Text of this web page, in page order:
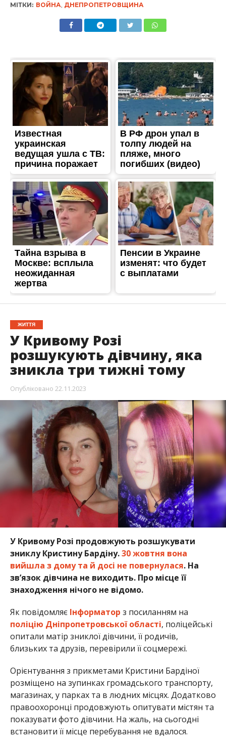
МІТКИ: ВОЙНА ДНЕПРОПЕТРОВЩИНА
ЖИТТЯ
У Кривому Розі
розшукують дівчину, яка
зникла три тижні тому
Опубліковано 22.11.2023
У Кривому Розі продовжують розшукувати
зниклу Кристину Бардіну.30 жовтня вона
вийшла з дому та й досі не повернулася. На
зв’язок дівчина не виходить. Про місце її
знаходження нічого не відомо.
Як повідомляє Інформатор з посиланням на
поліцію Дніпропетровської області, поліцейські
опитали матір зниклої дівчини, її родичів,
близьких та друзів, перевірили її соцмережі.
Орієнтування з прикметами Кристини Бардіної
розміщено на зупинках громадського транспорту,
магазинах, у парках та в людних місцях. Додатково
правоохоронці продовжують опитувати містян та
показувати фото дівчини. На жаль, на сьогодні
встановити її місце перебування не вдалося.